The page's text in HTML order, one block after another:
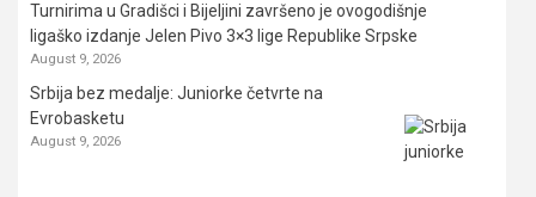
Turnirima u Gradišci i Bijeljini završeno je ovogodišnje
ligaško izdanje Jelen Pivo 3×3 lige Republike Srpske
August 9, 2026
Srbija bez medalje: Juniorke četvrte na
Evrobasketu
August 9, 2026